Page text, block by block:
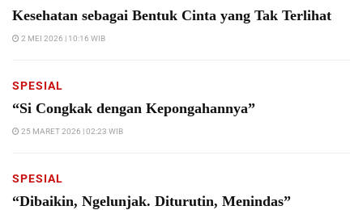
Kesehatan sebagai Bentuk Cinta yang Tak Terlihat
2 MEI 2026 | 10:16 WIB
SPESIAL
“Si Congkak dengan Kepongahannya”
25 MARET 2026 | 02:23 WIB
SPESIAL
“Dibaikin, Ngelunjak. Diturutin, Menindas”